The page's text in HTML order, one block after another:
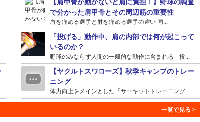
【肩甲骨が動かないと肩に負担！】野球の調査
で分かった肩甲骨とその周辺筋の重要性
肩を痛める選手と肘を痛める選手の違い 同...
「投げる」動作中、肩の内部では何が起こって
いるのか？
野球のみならず人間の一般的な動作に含まれる「投...
【ヤクルトスワローズ】秋季キャンプのトレー
ニング
体力向上をメインとした「サーキットトレーニング...